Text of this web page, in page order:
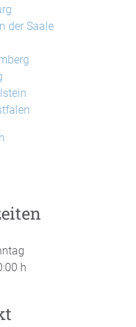
der Saale
h